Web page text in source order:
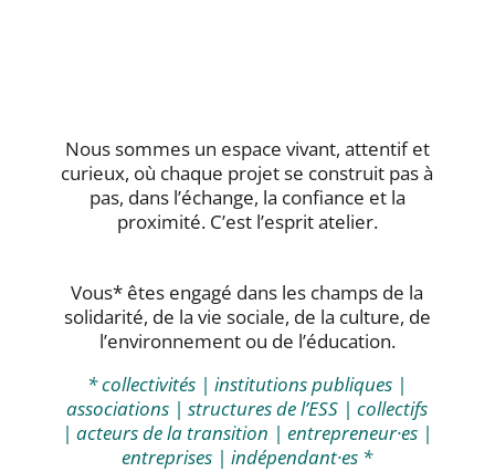
Nous sommes un espace vivant, attentif et
curieux, où chaque projet se construit pas à
pas, dans l’échange, la confiance et la
proximité. C’est l’esprit atelier.
Vous* êtes engagé dans les champs de la
solidarité, de la vie sociale, de la culture, de
l’environnement ou de l’éducation.
* collectivités | institutions publiques |
associations | structures de l’ESS | collectifs
| acteurs de la transition | entrepreneur·es |
entreprises | indépendant·es *